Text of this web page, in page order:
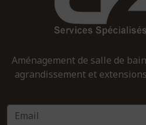
Aménagement de salle de
agrandissement et